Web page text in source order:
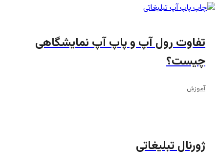
تفاوت رول آپ و پاپ آپ نمایشگاهی
چیست؟
آموزش
ژورنال تبلیغاتی